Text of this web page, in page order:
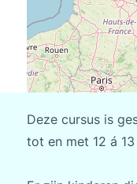
Deze cursus is
tot en met 12 á 13